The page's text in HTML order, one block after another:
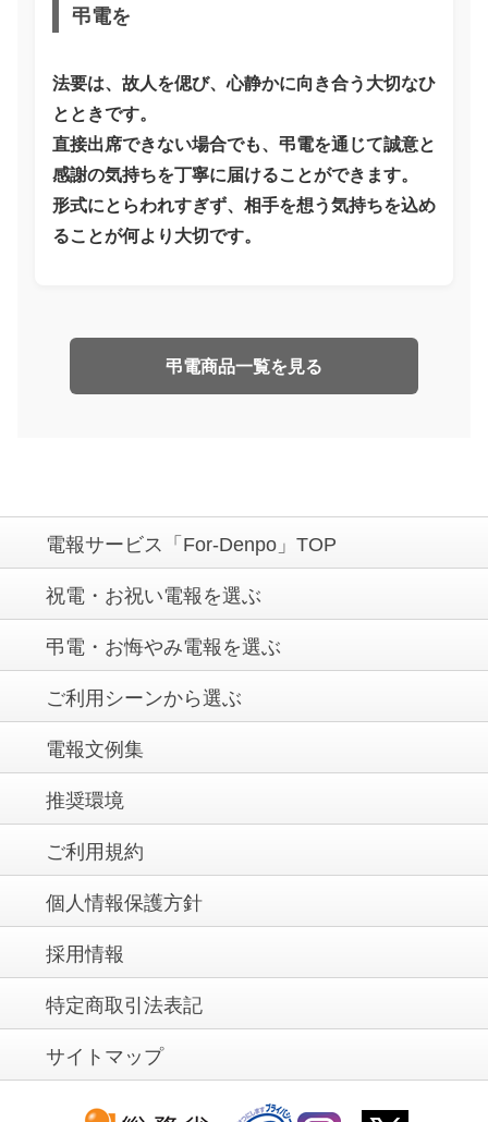
弔電を
法要は、故人を偲び、心静かに向き合う大切なひ
とときです。
直接出席できない場合でも、弔電を通じて誠意と
感謝の気持ちを丁寧に届けることができます。
形式にとらわれすぎず、相手を想う気持ちを込め
ることが何より大切です。
弔電商品一覧を見る
電報サービス「For-Denpo」TOP
祝電・お祝い電報を選ぶ
弔電・お悔やみ電報を選ぶ
ご利用シーンから選ぶ
電報文例集
推奨環境
ご利用規約
個人情報保護方針
採用情報
特定商取引法表記
サイトマップ